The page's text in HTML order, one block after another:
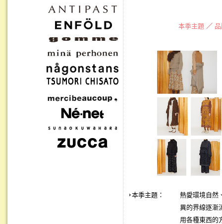
本季主題／
本季主題：
熱愛環境自然
異的界線逐漸
用各種東西的